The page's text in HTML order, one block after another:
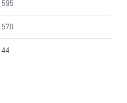
595
570
44